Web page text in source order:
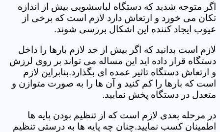
اگر متوجه شدید که دستگاه لباسشویی بیش از اندازه
تکان می خورد و ارتعاش دارد لازم است که برخی از
عیوب ایجاد کننده این اشکال بررسی شوند.
لازم است بدانید که اگر بیش از حد لازم بارها را داخل
دستگاه قرار داده اید این مساله می تواند بر روی لرزش
و ارتعاش دستگاه تاثیر عمده ای بگذارد.بنابراین لازم
است که بارها را کم کنید و آن ها را به صورت متوازن و
متعدل در دستگاه پخش نمایید.
در مرحله بعدی لازم است که از تنظیم بودن پایه ها
اطمینان کسب نمایید.چنان چه پایه ها به درستی تنظیم